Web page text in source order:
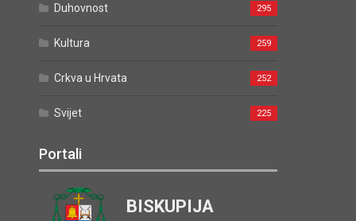
Duhovnost 295
Kultura 259
Crkva u Hrvata 252
Svijet 225
Portali
BISKUPIJA